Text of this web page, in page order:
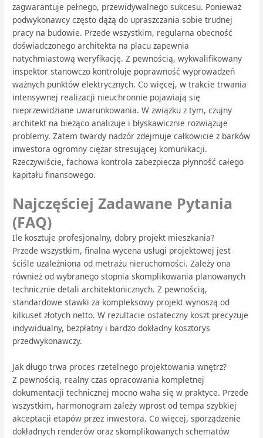
zagwarantuje pełnego, przewidywalnego sukcesu. Ponieważ
podwykonawcy często dążą do upraszczania sobie trudnej
pracy na budowie. Przede wszystkim, regularna obecność
doświadczonego architekta na placu zapewnia
natychmiastową weryfikację. Z pewnością, wykwalifikowany
inspektor stanowczo kontroluje poprawność wyprowadzeń
ważnych punktów elektrycznych. Co więcej, w trakcie trwania
intensywnej realizacji nieuchronnie pojawiają się
nieprzewidziane uwarunkowania. W związku z tym, czujny
architekt na bieżąco analizuje i błyskawicznie rozwiązuje
problemy. Zatem twardy nadzór zdejmuje całkowicie z barków
inwestora ogromny ciężar stresującej komunikacji.
Rzeczywiście, fachowa kontrola zabezpiecza płynność całego
kapitału finansowego.
Najczęściej Zadawane Pytania
(FAQ)
Ile kosztuje profesjonalny, dobry projekt mieszkania?
Przede wszystkim, finalna wycena usługi projektowej jest
ściśle uzależniona od metrażu nieruchomości. Zależy ona
również od wybranego stopnia skomplikowania planowanych
technicznie detali architektonicznych. Z pewnością,
standardowe stawki za kompleksowy projekt wynoszą od
kilkuset złotych netto. W rezultacie ostateczny koszt precyzuje
indywidualny, bezpłatny i bardzo dokładny kosztorys
przedwykonawczy.
Jak długo trwa proces rzetelnego projektowania wnętrz?
Z pewnością, realny czas opracowania kompletnej
dokumentacji technicznej mocno waha się w praktyce. Przede
wszystkim, harmonogram zależy wprost od tempa szybkiej
akceptacji etapów przez inwestora. Co więcej, sporządzenie
dokładnych renderów oraz skomplikowanych schematów